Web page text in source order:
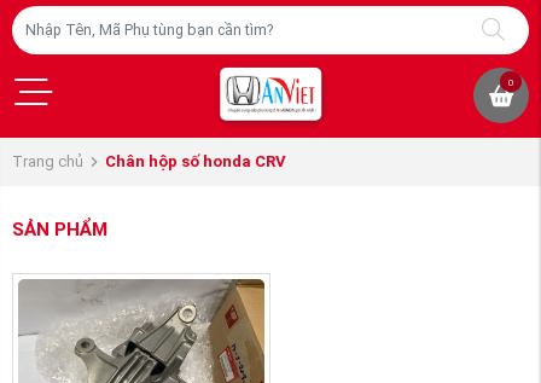
0
Trang chủ Chân hộp số honda CRV
SẢN PHẨM